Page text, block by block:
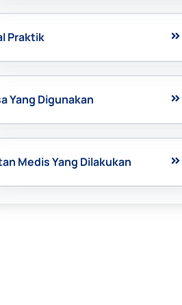
Praktik
Yang Digunakan
Medis Yang Dilakukan